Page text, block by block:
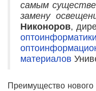
самым
замену
Никоноров,
оптоинформатики
материалов
Преимущество нового